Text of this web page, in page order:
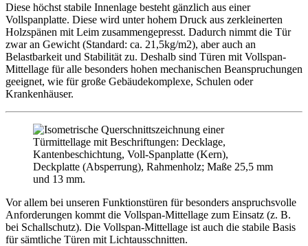
Diese höchst stabile Innenlage besteht gänzlich aus einer
Vollspanplatte. Diese wird unter hohem Druck aus zerkleinerten
Holzspänen mit Leim zusammengepresst. Dadurch nimmt die Tür
zwar an Gewicht (Standard: ca. 21,5kg/m2), aber auch an
Belastbarkeit und Stabilität zu. Deshalb sind Türen mit Vollspan-
Mittellage für alle besonders hohen mechanischen Beanspruchungen
geeignet, wie für große Gebäudekomplexe, Schulen oder
Krankenhäuser.
Vor allem bei unseren Funktionstüren für besonders anspruchsvolle
Anforderungen kommt die Vollspan-Mittellage zum Einsatz (z. B.
bei Schallschutz). Die Vollspan-Mittellage ist auch die stabile Basis
für sämtliche Türen mit Lichtausschnitten.